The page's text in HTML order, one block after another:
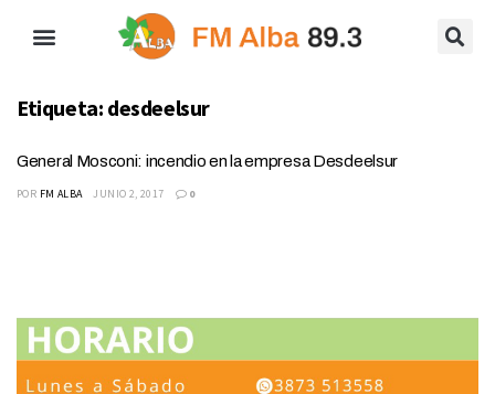
Etiqueta: desdeelsur
General Mosconi: incendio en la empresa Desdeelsur
POR FM ALBA JUNIO 2, 2017 0